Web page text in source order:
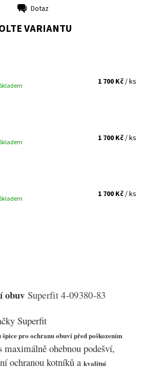
Dotaz
VARIANTU
1 700 Kč/ ks
1 700 Kč/ ks
1 700 Kč/ ks
obuv Superfit 4-09380-83
Superfit
špice pro ochranu obuvi před poškozením
maximálně ohebnou podešví,
ochranou kotníků a kvalitní